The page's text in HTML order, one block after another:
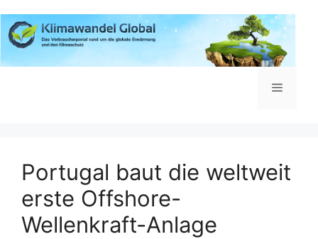
Inhalt
springen
Menü
Portugal baut die weltweit
erste Offshore-
Wellenkraft-Anlage